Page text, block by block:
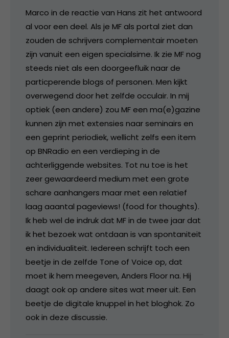
Marco in de reactie van Hans zit het antwoord
al voor een deel. Als je MF als portal ziet dan
zouden de schrijvers complementair moeten
zijn vanuit een eigen specialsime. Ik zie MF nog
steeds niet als een doorgeefluik naar de
particperende blogs of personen. Men kijkt
overwegend door het zelfde occulair. In mij
optiek (een andere) zou MF een ma(e)gazine
kunnen zijn met extensies naar seminairs en
een geprint periodiek, wellicht zelfs een item
op BNRadio en een verdieping in de
achterliggende websites. Tot nu toe is het
zeer gewaardeerd medium met een grote
schare aanhangers maar met een relatief
laag aaantal pageviews! (food for thoughts).
Ik heb wel de indruk dat MF in de twee jaar dat
ik het bezoek wat ontdaan is van spontaniteit
en individualiteit. Iedereen schrijft toch een
beetje in de zelfde Tone of Voice op, dat
moet ik hem meegeven, Anders Floor na. Hij
daagt ook op andere sites wat meer uit. Een
beetje de digitale knuppel in het bloghok. Zo
ook in deze discussie.